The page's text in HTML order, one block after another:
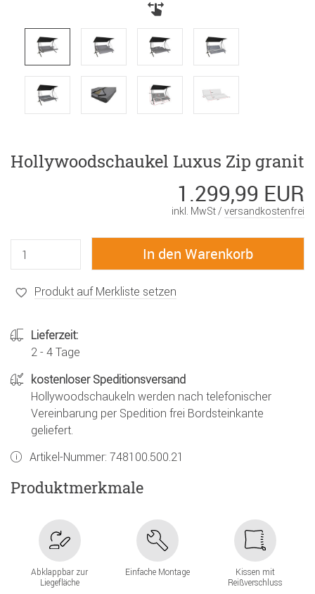
Hollywoodschaukel Luxus Zip granit
1.299,99 EUR
inkl. MwSt / versandkostenfrei
Produkt auf Merkliste setzen
Lieferzeit:
2 - 4 Tage
kostenloser Speditionsversand
Hollywoodschaukeln werden nach telefonischer
Vereinbarung per Spedition frei Bordsteinkante
geliefert.
Artikel-Nummer: 748100.500.21
Produktmerkmale
Abklappbar zur
Liegefläche
Einfache Montage
Kissen mit
Reißverschluss